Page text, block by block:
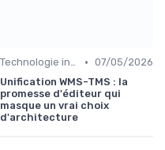
Technologie intégrée • 07/05/2026
Unification WMS-TMS : la
promesse d'éditeur qui
masque un vrai choix
d'architecture